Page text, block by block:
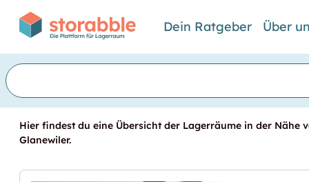
Dein Ratgeber Über
Hier findest du eine Übersicht der Lagerräume in der Nähe
Glanewiler.